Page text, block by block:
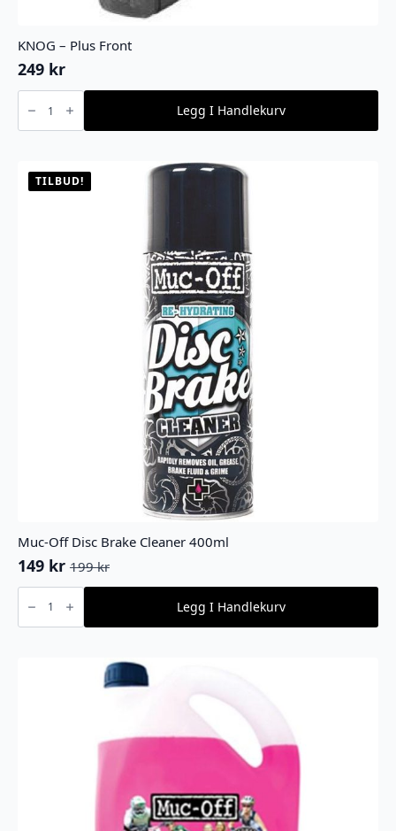
KNOG – Plus Front
249 kr
KNOG
Plus
Front
Legg I Handlekurv
TILBUD!
Muc-Off Disc Brake Cleaner 400ml
199kr
Opprinnelig
pris
var:
199 kr.
149 kr
Nåværende
pris
er:
149 kr.
Muc-
Disc
Brake
Legg I Handlekurv